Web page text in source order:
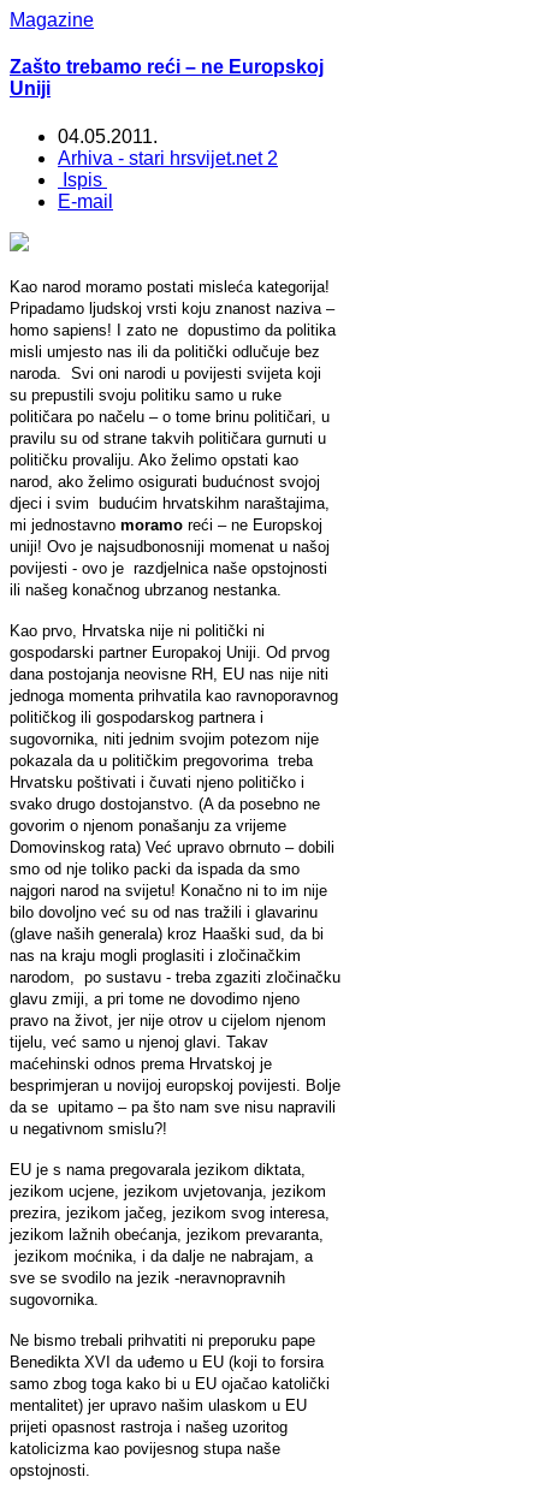
Magazine
Zašto trebamo reći – ne Europskoj
Uniji
04.05.2011.
Arhiva - stari hrsvijet.net 2
Ispis
E-mail
Kao narod moramo postati misleća kategorija!
Pripadamo ljudskoj vrsti koju znanost naziva –
homo sapiens! I zato ne dopustimo da politika
misli umjesto nas ili da politički odlučuje bez
naroda. Svi oni narodi u povijesti svijeta koji
su prepustili svoju politiku samo u ruke
političara po načelu – o tome brinu političari, u
pravilu su od strane takvih političara gurnuti u
političku provaliju. Ako želimo opstati kao
narod, ako želimo osigurati budućnost svojoj
djeci i svim budućim hrvatskihm naraštajima,
mi jednostavno moramo reći – ne Europskoj
uniji! Ovo je najsudbonosniji momenat u našoj
povijesti - ovo je razdjelnica naše opstojnosti
ili našeg konačnog ubrzanog nestanka.
Kao prvo, Hrvatska nije ni politički ni
gospodarski partner Europakoj Uniji. Od prvog
dana postojanja neovisne RH, EU nas nije niti
jednoga momenta prihvatila kao ravnoporavnog
političkog ili gospodarskog partnera i
sugovornika, niti jednim svojim potezom nije
pokazala da u političkim pregovorima treba
Hrvatsku poštivati i čuvati njeno političko i
svako drugo dostojanstvo. (A da posebno ne
govorim o njenom ponašanju za vrijeme
Domovinskog rata) Već upravo obrnuto – dobili
smo od nje toliko packi da ispada da smo
najgori narod na svijetu! Konačno ni to im nije
bilo dovoljno već su od nas tražili i glavarinu
(glave naših generala) kroz Haaški sud, da bi
nas na kraju mogli proglasiti i zločinačkim
narodom, po sustavu - treba zgaziti zločinačku
glavu zmiji, a pri tome ne dovodimo njeno
pravo na život, jer nije otrov u cijelom njenom
tijelu, već samo u njenoj glavi. Takav
maćehinski odnos prema Hrvatskoj je
besprimjeran u novijoj europskoj povijesti. Bolje
da se upitamo – pa što nam sve nisu napravili
u negativnom smislu?!
EU je s nama pregovarala jezikom diktata,
jezikom ucjene, jezikom uvjetovanja, jezikom
prezira, jezikom jačeg, jezikom svog interesa,
jezikom lažnih obećanja, jezikom prevaranta,
jezikom moćnika, i da dalje ne nabrajam, a
sve se svodilo na jezik -neravnopravnih
sugovornika.
Ne bismo trebali prihvatiti ni preporuku pape
Benedikta XVI da uđemo u EU (koji to forsira
samo zbog toga kako bi u EU ojačao katolički
mentalitet) jer upravo našim ulaskom u EU
prijeti opasnost rastroja i našeg uzoritog
katolicizma kao povijesnog stupa naše
opstojnosti.